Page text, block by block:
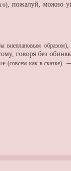
, пожалуй, можно
внеплановым образом),
говоря без
(совсем как в сказке).